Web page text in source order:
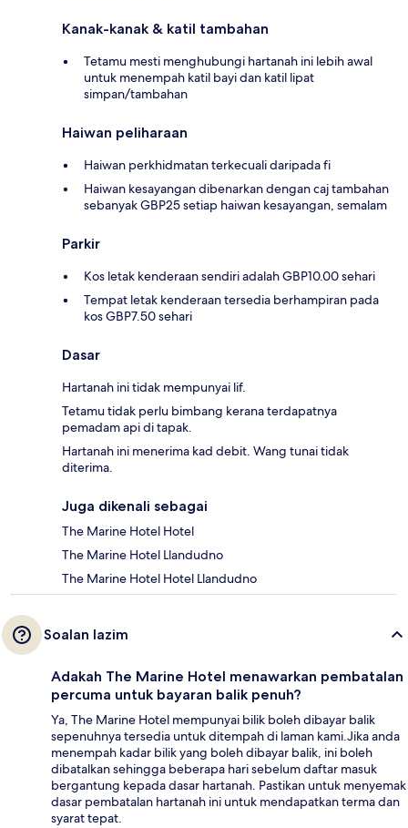
Kanak-kanak & katil tambahan
Tetamu mesti menghubungi hartanah ini lebih awal
untuk menempah katil bayi dan katil lipat
simpan/tambahan
Haiwan peliharaan
Haiwan perkhidmatan terkecuali daripada fi
Haiwan kesayangan dibenarkan dengan caj tambahan
sebanyak GBP25 setiap haiwan kesayangan, semalam
Parkir
Kos letak kenderaan sendiri adalah GBP10.00 sehari
Tempat letak kenderaan tersedia berhampiran pada
kos GBP7.50 sehari
Dasar
Hartanah ini tidak mempunyai lif.
Tetamu tidak perlu bimbang kerana terdapatnya
pemadam api di tapak.
Hartanah ini menerima kad debit. Wang tunai tidak
diterima.
Juga dikenali sebagai
The Marine Hotel Hotel
The Marine Hotel Llandudno
The Marine Hotel Hotel Llandudno
Soalan lazim
Adakah The Marine Hotel menawarkan pembatalan
percuma untuk bayaran balik penuh?
Ya, The Marine Hotel mempunyai bilik boleh dibayar balik
sepenuhnya tersedia untuk ditempah di laman kami.Jika anda
menempah kadar bilik yang boleh dibayar balik, ini boleh
dibatalkan sehingga beberapa hari sebelum daftar masuk
bergantung kepada dasar hartanah. Pastikan untuk menyemak
dasar pembatalan hartanah ini untuk mendapatkan terma dan
syarat tepat.